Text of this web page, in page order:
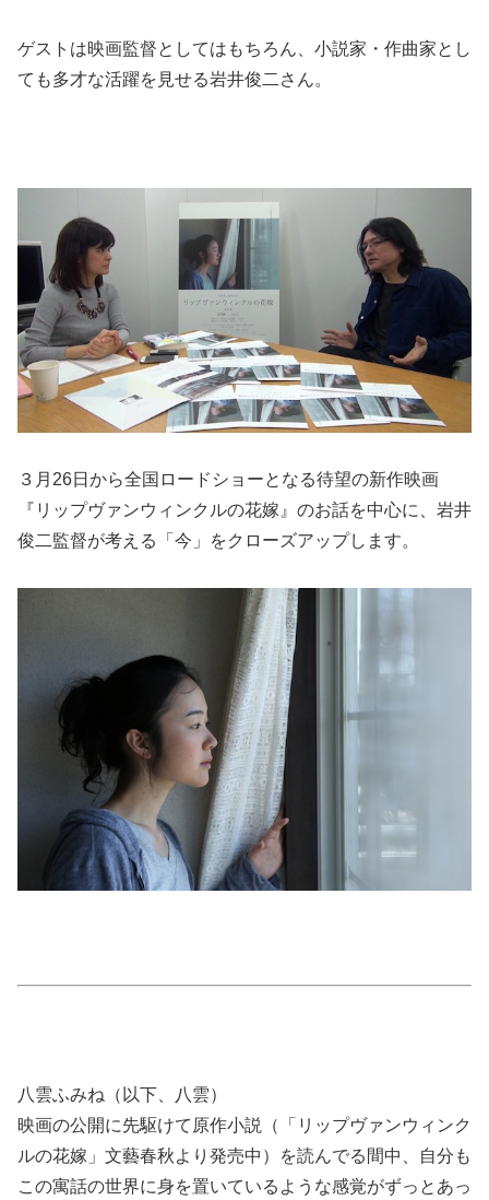
ゲストは映画監督としてはもちろん、小説家・作曲家とし
ても多才な活躍を見せる岩井俊二さん。
３月26日から全国ロードショーとなる待望の新作映画
『リップヴァンウィンクルの花嫁』のお話を中心に、岩井
俊二監督が考える「今」をクローズアップします。
八雲ふみね（以下、八雲）
映画の公開に先駆けて原作小説（「リップヴァンウィンク
ルの花嫁」文藝春秋より発売中）を読んでる間中、自分も
この寓話の世界に身を置いているような感覚がずっとあっ